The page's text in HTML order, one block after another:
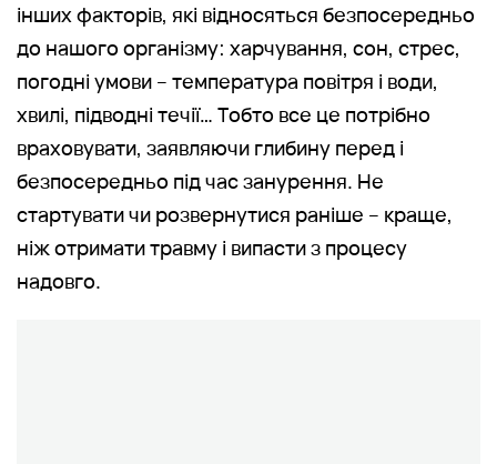
інших факторів, які відносяться безпосередньо
до нашого організму: харчування, сон, стрес,
погодні умови – температура повітря і води,
хвилі, підводні течії… Тобто все це потрібно
враховувати, заявляючи глибину перед і
безпосередньо під час занурення. Не
стартувати чи розвернутися раніше – краще,
ніж отримати травму і випасти з процесу
надовго.